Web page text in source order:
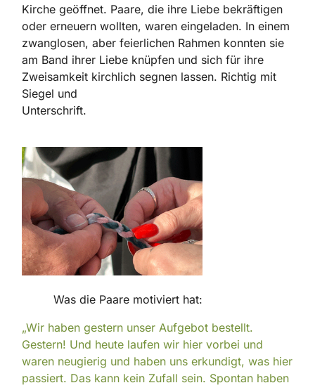
Kirche geöffnet. Paare, die ihre Liebe bekräftigen
oder erneuern wollten, waren eingeladen. In einem
zwanglosen, aber feierlichen Rahmen konnten sie
am Band ihrer Liebe knüpfen und sich für ihre
Zweisamkeit kirchlich segnen lassen. Richtig mit
Siegel und
Unterschrift.
Was die Paare motiviert hat:
„Wir haben gestern unser Aufgebot bestellt.
Gestern! Und heute laufen wir hier vorbei und
waren neugierig und haben uns erkundigt, was hier
passiert. Das kann kein Zufall sein. Spontan haben